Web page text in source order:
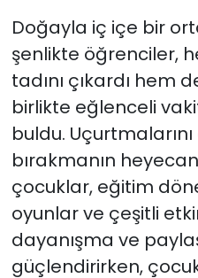
Doğayla iç içe bir
şenlikte öğrenciler,
tadını çıkardı hem
birlikte eğlenceli
buldu.
bırakmanın
çocuklar, eğitim
oyunlar ve çeşitli
dayanışma ve
güçlendirirken,